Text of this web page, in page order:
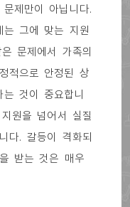
제만이 아닙니다.
는 그에 맞는 지원
문제에서 가족의
적으로 안정된 상
것이 중요합니
원을 넘어서 실질
다. 갈등이 격화되
받는 것은 매우